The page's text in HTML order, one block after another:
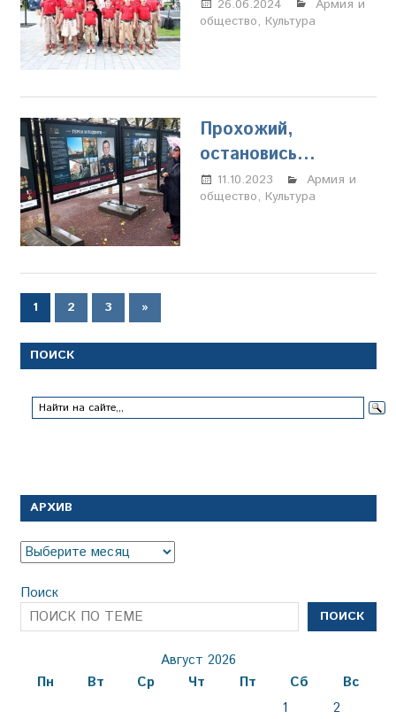
26.06.2024
Марина
Щербакова
Армия и
общество, Культура
Прохожий,
остановись…
11.10.2023
Марина
Щербакова
Армия и
общество, Культура
Пагинация
1 2 3
Следующие
записи
»
ПОИСК
АРХИВ
Архив
Поиск
ПОИСК
Август 2026
Пн
Вт Ср Чт Пт Сб
Вс
1
2